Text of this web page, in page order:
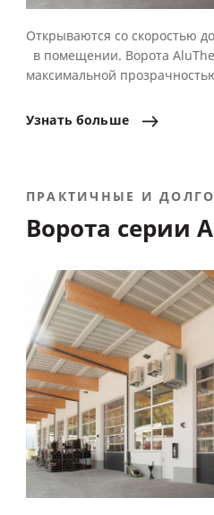
Открываются со скоростью
в помещении. Ворота
максимальной
Узнать больше
ПРАКТИЧНЫЕ И
Ворота серии